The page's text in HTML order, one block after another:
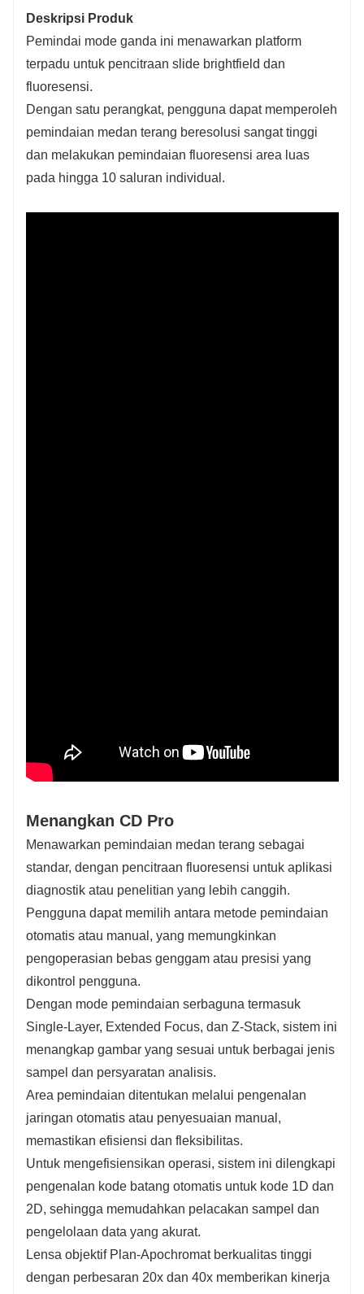
Deskripsi Produk
Pemindai mode ganda ini menawarkan platform
terpadu untuk pencitraan slide brightfield dan
fluoresensi.
Dengan satu perangkat, pengguna dapat memperoleh
pemindaian medan terang beresolusi sangat tinggi
dan melakukan pemindaian fluoresensi area luas
pada hingga 10 saluran individual.
Menangkan CD Pro
Menawarkan pemindaian medan terang sebagai
standar, dengan pencitraan fluoresensi untuk aplikasi
diagnostik atau penelitian yang lebih canggih.
Pengguna dapat memilih antara metode pemindaian
otomatis atau manual, yang memungkinkan
pengoperasian bebas genggam atau presisi yang
dikontrol pengguna.
Dengan mode pemindaian serbaguna termasuk
Single-Layer, Extended Focus, dan Z-Stack, sistem ini
menangkap gambar yang sesuai untuk berbagai jenis
sampel dan persyaratan analisis.
Area pemindaian ditentukan melalui pengenalan
jaringan otomatis atau penyesuaian manual,
memastikan efisiensi dan fleksibilitas.
Untuk mengefisiensikan operasi, sistem ini dilengkapi
pengenalan kode batang otomatis untuk kode 1D dan
2D, sehingga memudahkan pelacakan sampel dan
pengelolaan data yang akurat.
Lensa objektif Plan-Apochromat berkualitas tinggi
dengan perbesaran 20x dan 40x memberikan kinerja